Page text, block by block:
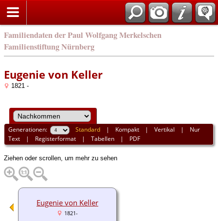
Familiendaten der Paul Wolfgang Merkelschen
Familienstiftung Nürnberg
Eugenie von Keller
1821 -
Generationen: Standard | Kompakt |Vertikal | Nur
Text | Registerformat |Tabellen | PDF
Ziehen oder scrollen, um mehr zu sehen
Eugenie von Keller
1821-